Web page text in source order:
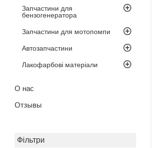
Запчастини для
бензогенератора
Запчастини для мотопомпи
Автозапчастини
Лакофарбові матеріали
О нас
Отзывы
Фільтри